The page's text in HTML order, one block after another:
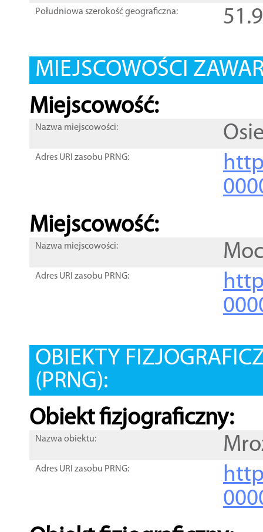
Południowa szerokość geograficzna:
MIEJSCOWOŚCI
Miejscowość:
Nazwa miejscowości:
Adres URI zasobu PRNG:
Miejscowość:
Nazwa miejscowości:
Adres URI zasobu PRNG:
OBIEKTY
(PRNG):
Obiekt fizjograficzny:
Nazwa obiektu:
Adres URI zasobu PRNG: